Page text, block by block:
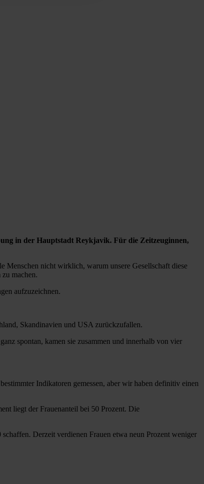
in der Hauptstadt Reykjavik. Für die Zeitzeuginnen,
Menschen nicht wirklich, warum unsere Gesellschaft diese
machen.
aufzuzeichnen.
Skandinavien und USA zurückzufallen.
spontan, kamen sie zusammen und innerhalb von vier
Indikatoren gemessen, aber wir haben definitiv einen
liegt der Frauenanteil bei 50 Prozent. Die
Derzeit verdienen Frauen etwa neun Prozent weniger